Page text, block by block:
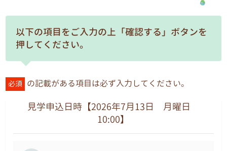
以下の項目をご入力の上「確認する」ボタンを
押してください。
必須 の記載がある項目は必ず入力してください。
見学申込日時【2026年7月13日 月曜日
10:00】